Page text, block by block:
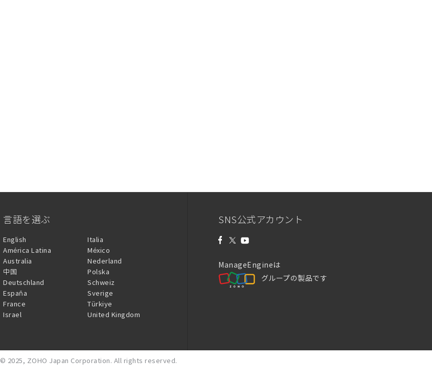
言語を選ぶ
English
América Latina
Australia
中国
Deutschland
España
France
Israel
Italia
México
Nederland
Polska
Schweiz
Sverige
Türkiye
United Kingdom
SNS公式アカウント
ManageEngineは
グループの製品です
© 2025, ZOHO Japan Corporation. All rights reserved.